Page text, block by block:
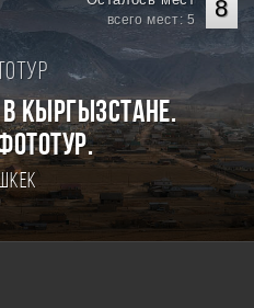
8
всего мест: 5
Кыргызстане.